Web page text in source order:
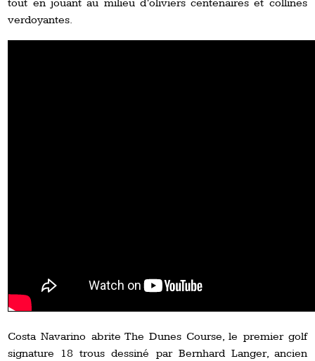
tout en jouant au milieu d’oliviers centenaires et collines
verdoyantes.
Costa Navarino abrite The Dunes Course, le premier golf
signature 18 trous dessiné par Bernhard Langer, ancien